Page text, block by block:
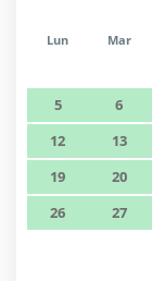
Lun Mar
5
6
12
13
19
20
26
27